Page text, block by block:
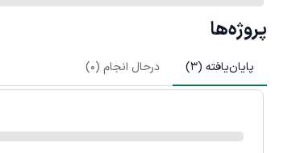
پروژه‌ها
پایان‌یافته (3
) درحال انجام (0
)